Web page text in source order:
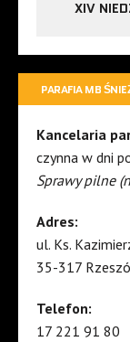
XIV
PARAFIA MB
Kancelaria
czynna w dni
Sprawy pilne
Adres:
ul. Ks.
35-317
Telefon:
17 221 91 80